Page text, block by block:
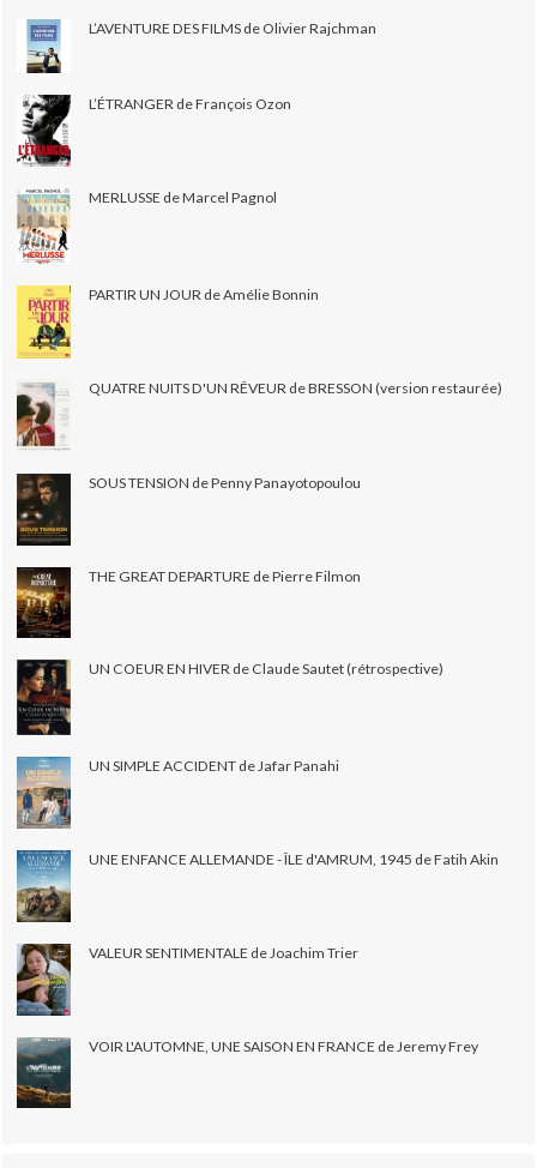
L’AVENTURE DES FILMS de Olivier Rajchman
L’ÉTRANGER de François Ozon
MERLUSSE de Marcel Pagnol
PARTIR UN JOUR de Amélie Bonnin
QUATRE NUITS D'UN RÊVEUR de BRESSON (version restaurée)
SOUS TENSION de Penny Panayotopoulou
THE GREAT DEPARTURE de Pierre Filmon
UN COEUR EN HIVER de Claude Sautet (rétrospective)
UN SIMPLE ACCIDENT de Jafar Panahi
UNE ENFANCE ALLEMANDE - ÎLE d'AMRUM, 1945 de Fatih Akin
VALEUR SENTIMENTALE de Joachim Trier
VOIR L'AUTOMNE, UNE SAISON EN FRANCE de Jeremy Frey